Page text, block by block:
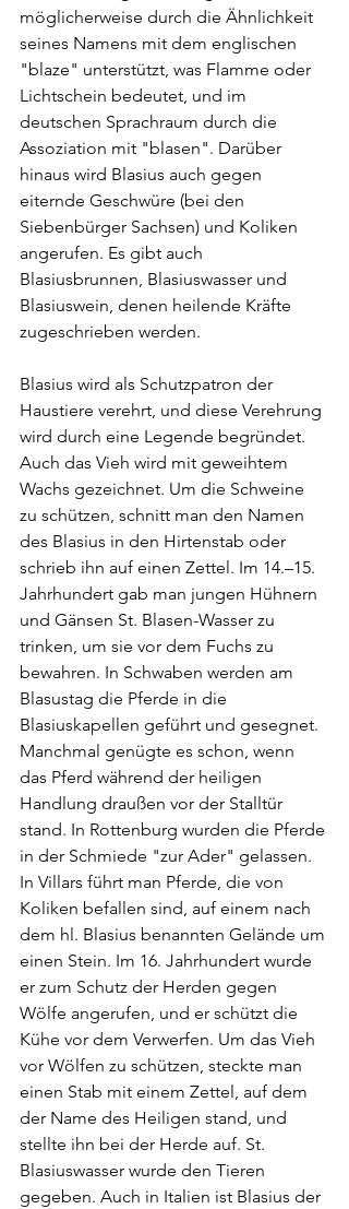
möglicherweise durch die Ähnlichkeit
seines Namens mit dem englischen
"blaze" unterstützt, was Flamme oder
Lichtschein bedeutet, und im
deutschen Sprachraum durch die
Assoziation mit "blasen". Darüber
hinaus wird Blasius auch gegen
eiternde Geschwüre (bei den
Siebenbürger Sachsen) und Koliken
angerufen. Es gibt auch
Blasiusbrunnen, Blasiuswasser und
Blasiuswein, denen heilende Kräfte
zugeschrieben werden.
Blasius wird als Schutzpatron der
Haustiere verehrt, und diese Verehrung
wird durch eine Legende begründet.
Auch das Vieh wird mit geweihtem
Wachs gezeichnet. Um die Schweine
zu schützen, schnitt man den Namen
des Blasius in den Hirtenstab oder
schrieb ihn auf einen Zettel. Im 14.–15.
Jahrhundert gab man jungen Hühnern
und Gänsen St. Blasen-Wasser zu
trinken, um sie vor dem Fuchs zu
bewahren. In Schwaben werden am
Blasustag die Pferde in die
Blasiuskapellen geführt und gesegnet.
Manchmal genügte es schon, wenn
das Pferd während der heiligen
Handlung draußen vor der Stalltür
stand. In Rottenburg wurden die Pferde
in der Schmiede "zur Ader" gelassen.
In Villars führt man Pferde, die von
Koliken befallen sind, auf einem nach
dem hl. Blasius benannten Gelände um
einen Stein. Im 16. Jahrhundert wurde
er zum Schutz der Herden gegen
Wölfe angerufen, und er schützt die
Kühe vor dem Verwerfen. Um das Vieh
vor Wölfen zu schützen, steckte man
einen Stab mit einem Zettel, auf dem
der Name des Heiligen stand, und
stellte ihn bei der Herde auf. St.
Blasiuswasser wurde den Tieren
gegeben. Auch in Italien ist Blasius der